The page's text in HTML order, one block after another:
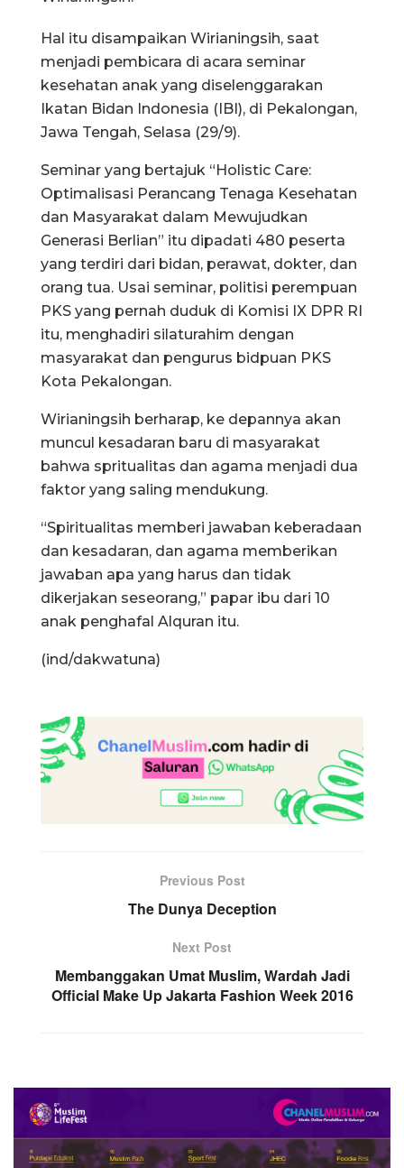
Hal itu disampaikan Wirianingsih, saat
menjadi pembicara di acara seminar
kesehatan anak yang diselenggarakan
Ikatan Bidan Indonesia (IBI), di Pekalongan,
Jawa Tengah, Selasa (29/9).
Seminar yang bertajuk “Holistic Care:
Optimalisasi Perancang Tenaga Kesehatan
dan Masyarakat dalam Mewujudkan
Generasi Berlian” itu dipadati 480 peserta
yang terdiri dari bidan, perawat, dokter, dan
orang tua. Usai seminar, politisi perempuan
PKS yang pernah duduk di Komisi IX DPR RI
itu, menghadiri silaturahim dengan
masyarakat dan pengurus bidpuan PKS
Kota Pekalongan.
Wirianingsih berharap, ke depannya akan
muncul kesadaran baru di masyarakat
bahwa spritualitas dan agama menjadi dua
faktor yang saling mendukung.
“Spiritualitas memberi jawaban keberadaan
dan kesadaran, dan agama memberikan
jawaban apa yang harus dan tidak
dikerjakan seseorang,” papar ibu dari 10
anak penghafal Alquran itu.
(ind/dakwatuna)
Previous Post
The Dunya Deception
Next Post
Membanggakan Umat Muslim, Wardah Jadi
Official Make Up Jakarta Fashion Week 2016